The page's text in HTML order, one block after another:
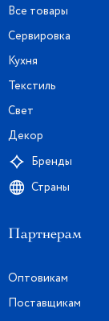
Все товары
Сервировка
Кухня
Текстиль
Свет
Декор
Бренды
Страны
Партнерам
Оптовикам
Поставщикам